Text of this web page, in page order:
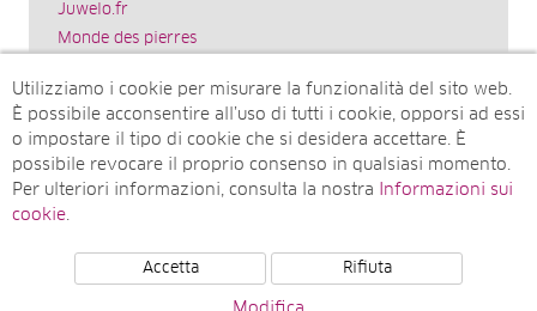
Juwelo.fr
Monde des pierres
El mundo de las piedras preciosas
Rocks & Co.
World of Gemstones
Juwelo.com
Ädelstenarnas Värld
© Juwelo Deutschland GmbH (societá controllata dalla
Utilizziamo i cookie per misurare la funzionalità del sito web.
È possibile acconsentire all’uso di tutti i cookie, opporsi ad essi
o impostare il tipo di cookie che si desidera accettare. È
possibile revocare il proprio consenso in qualsiasi momento.
Per ulteriori informazioni, consulta la nostra
Informazioni sui
cookie.
Accetta Rifiuta